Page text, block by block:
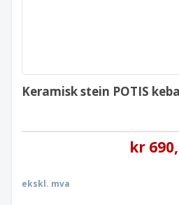
Keramisk stein POTIS
kr 690
ekskl. mva